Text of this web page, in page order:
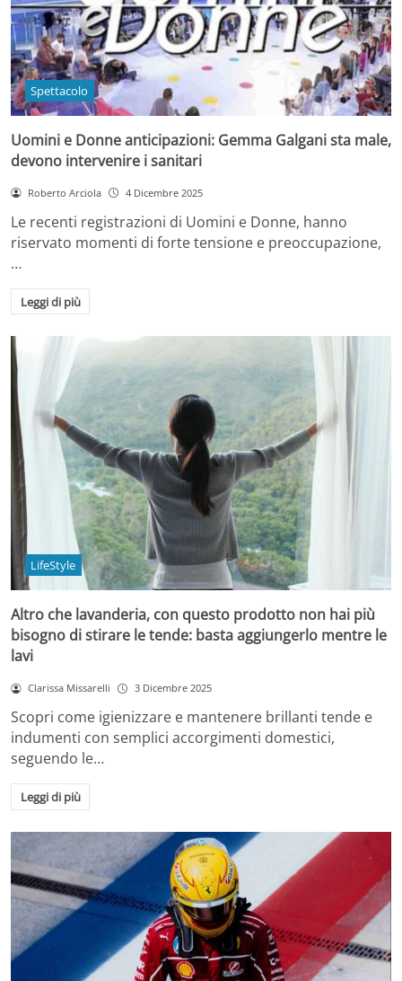
Spettacolo
Uomini e Donne anticipazioni: Gemma Galgani sta male,
devono intervenire i sanitari
Roberto Arciola 4 Dicembre 2025
Le recenti registrazioni di Uomini e Donne, hanno
riservato momenti di forte tensione e preoccupazione,
…
Leggi di più
LifeStyle
Altro che lavanderia, con questo prodotto non hai più
bisogno di stirare le tende: basta aggiungerlo mentre le
lavi
Clarissa Missarelli 3 Dicembre 2025
Scopri come igienizzare e mantenere brillanti tende e
indumenti con semplici accorgimenti domestici,
seguendo le…
Leggi di più